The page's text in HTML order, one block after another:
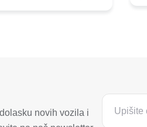
novih vozila i